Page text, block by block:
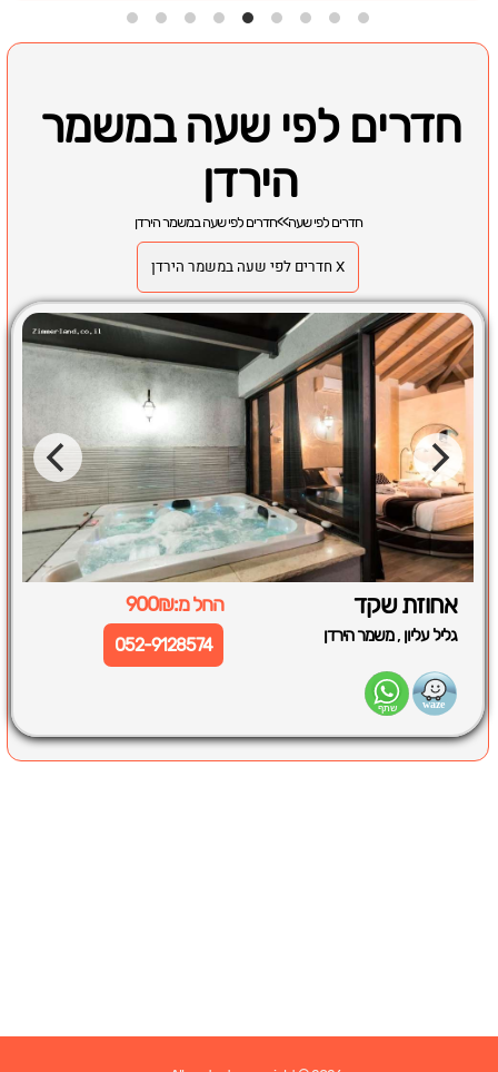
חדרים לפי שעה במשמר
הירדן
חדרים לפי שעה>>חדרים לפי שעה במשמר הירדן
X חדרים לפי שעה במשמר הירדן
אחוזת שקד החל מ:900₪
גליל עליון ,משמר הירדן 052-9128574